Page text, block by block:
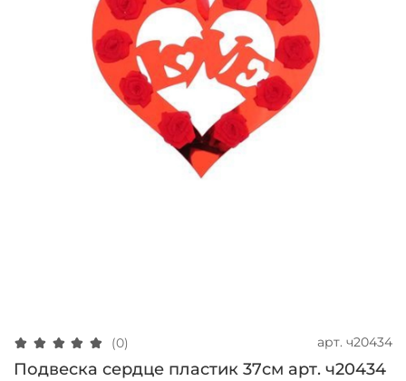
(0) арт. ч20434
Подвеска сердце пластик 37см арт. ч20434